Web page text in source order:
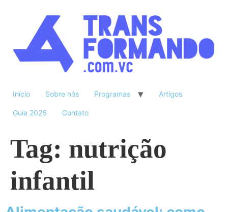
Início Sobre nós Programas Artigos
Guia 2026 Contato
Tag: nutrição
infantil